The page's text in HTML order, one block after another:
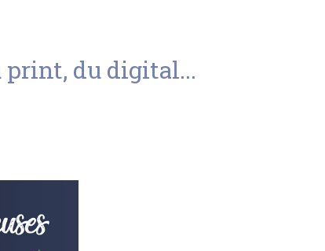
print, du digital...